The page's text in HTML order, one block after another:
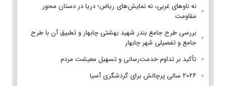
نه ناوهای غربی، نه نمایش‌های ریاض؛ دریا در دستان محور
مقاومت
بررسی طرح جامع بندر شهید بهشتی چابهار و تطبیق آن با طرح
جامع و تفصیلی شهر چابهار
تأکید بر تداوم خدمت‌رسانی و تسهیل معیشت مردم
۲۰۲۶ سالی پرچالش برای گردشگری آسیا